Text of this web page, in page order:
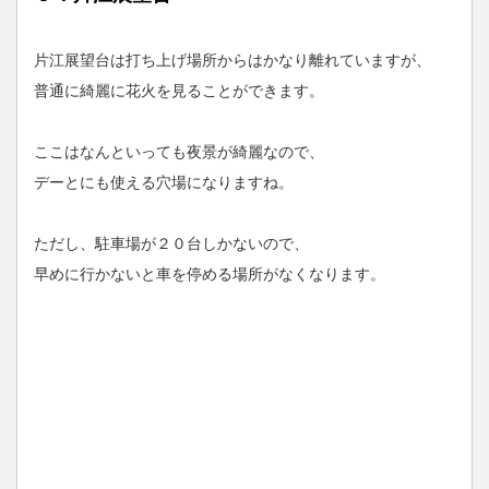
片江展望台は打ち上げ場所からはかなり離れていますが、
普通に綺麗に花火を見ることができます。
ここはなんといっても夜景が綺麗なので、
デーとにも使える穴場になりますね。
ただし、駐車場が２０台しかないので、
早めに行かないと車を停める場所がなくなります。